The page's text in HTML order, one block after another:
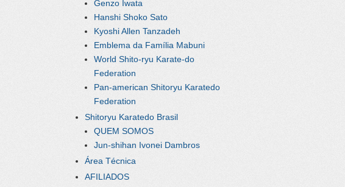
Genzo Iwata
Hanshi Shoko Sato
Kyoshi Allen Tanzadeh
Emblema da Família Mabuni
World Shito-ryu Karate-do
Federation
Pan-american Shitoryu Karatedo
Federation
Shitoryu Karatedo Brasil
QUEM SOMOS
Jun-shihan Ivonei Dambros
Área Técnica
AFILIADOS